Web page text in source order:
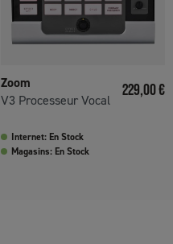
Zoom
V3 Processeur Vocal
Prix
229,00 €
Internet: En Stock
Magasins: En Stock